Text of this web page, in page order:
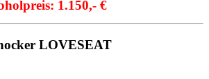
1.150,- €
LOVESEAT